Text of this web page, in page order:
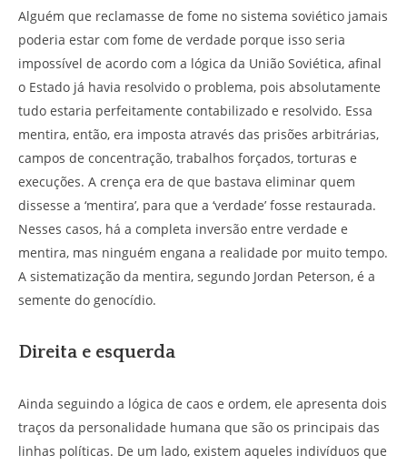
Alguém que reclamasse de fome no sistema soviético jamais
poderia estar com fome de verdade porque isso seria
impossível de acordo com a lógica da União Soviética, afinal
o Estado já havia resolvido o problema, pois absolutamente
tudo estaria perfeitamente contabilizado e resolvido. Essa
mentira, então, era imposta através das prisões arbitrárias,
campos de concentração, trabalhos forçados, torturas e
execuções. A crença era de que bastava eliminar quem
dissesse a ‘mentira’, para que a ‘verdade’ fosse restaurada.
Nesses casos, há a completa inversão entre verdade e
mentira, mas ninguém engana a realidade por muito tempo.
A sistematização da mentira, segundo Jordan Peterson, é a
semente do genocídio.
Direita e esquerda
Ainda seguindo a lógica de caos e ordem, ele apresenta dois
traços da personalidade humana que são os principais das
linhas políticas. De um lado, existem aqueles indivíduos que